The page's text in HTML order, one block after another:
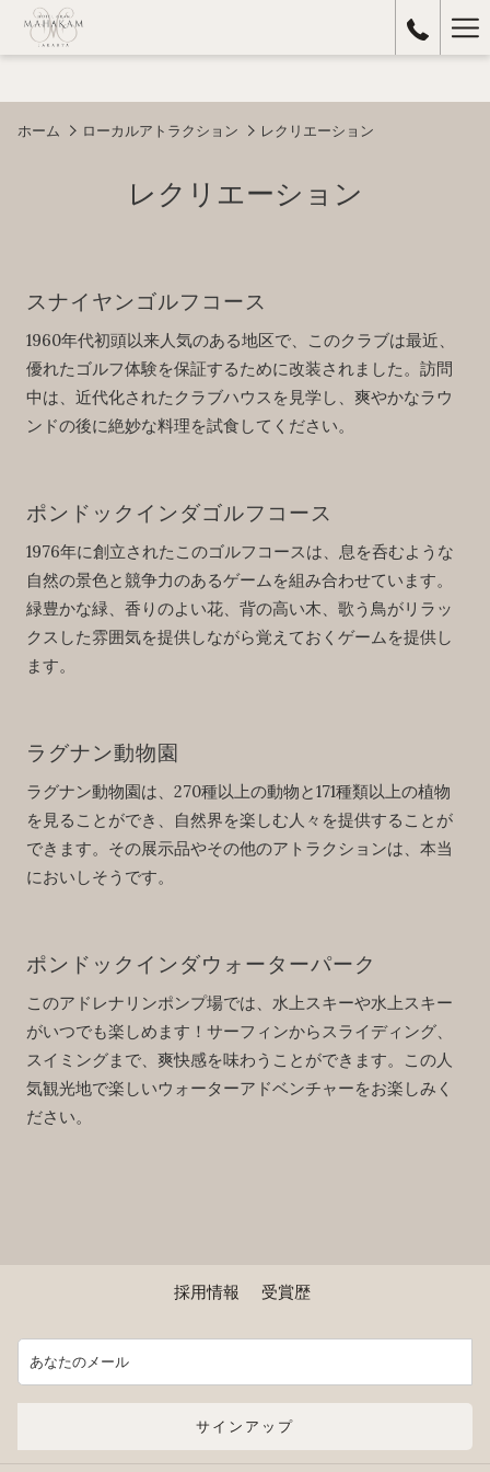
ホーム ローカルアトラクション レクリエーション
レクリエーション
スナイヤンゴルフコース
1960年代初頭以来人気のある地区で、このクラブは最近、
優れたゴルフ体験を保証するために改装されました。訪問
中は、近代化されたクラブハウスを見学し、爽やかなラウ
ンドの後に絶妙な料理を試食してください。
ポンドックインダゴルフコース
1976年に創立されたこのゴルフコースは、息を呑むような
自然の景色と競争力のあるゲームを組み合わせています。
緑豊かな緑、香りのよい花、背の高い木、歌う鳥がリラッ
クスした雰囲気を提供しながら覚えておくゲームを提供し
ます。
ラグナン動物園
ラグナン動物園は、270種以上の動物と171種類以上の植物
を見ることができ、自然界を楽しむ人々を提供することが
できます。その展示品やその他のアトラクションは、本当
においしそうです。
ポンドックインダウォーターパーク
このアドレナリンポンプ場では、水上スキーや水上スキー
がいつでも楽しめます！サーフィンからスライディング、
スイミングまで、爽快感を味わうことができます。この人
気観光地で楽しいウォーターアドベンチャーをお楽しみく
ださい。
採用情報 受賞歴
サインアップ